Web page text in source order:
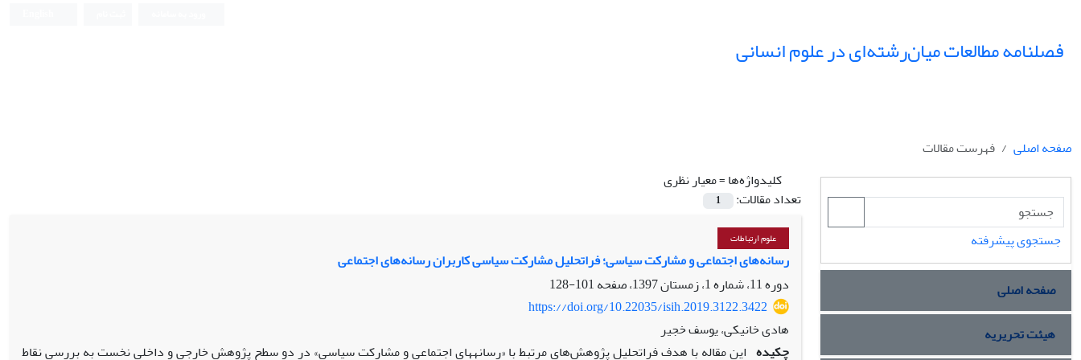
فصلنامه مطالعات میان‌رشته‌ای در علوم انسانی
صفحه اصلی
فهرست مقالات
کلیدواژه‌ها =معیار نظری
تعداد مقالات:
1
علوم ارتباطات
رسانه‌های اجتماعی و مشارکت سیاسی؛ فراتحلیل مشارکت سیاسی کاربران رسانه‌های اجتماعی
دوره 11، شماره 1، زمستان 1397، صفحه
101-128
https://doi.org/10.22035/isih.2019.3122.3422
هادی خانیکی، یوسف خجیر
چکیده این مقاله با هدف فراتحلیل پژوهش‌های مرتبط با «رسانه­های اجتماعی و مشارکت سیاسی» در دو سطح پژوهش خارجی و داخلی نخست به بررسی نقاط
جستجوی پیشرفته
صفحه اصلی
هیئت تحریریه